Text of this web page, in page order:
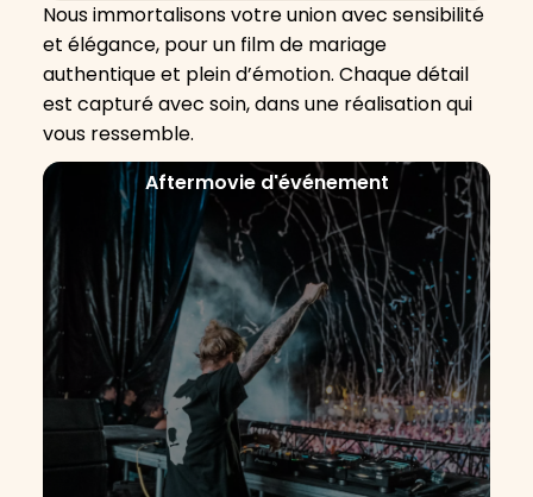
Nous immortalisons votre union avec sensibilité
et élégance, pour un film de mariage
authentique et plein d’émotion. Chaque détail
est capturé avec soin, dans une réalisation qui
vous ressemble.
Aftermovie d'événement